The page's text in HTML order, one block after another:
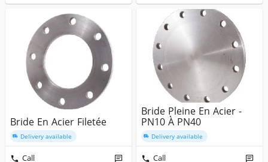
Bride En Acier Filetée
Delivery available
Call
Bride Pleine En Acier -
PN10 À PN40
Delivery available
Call